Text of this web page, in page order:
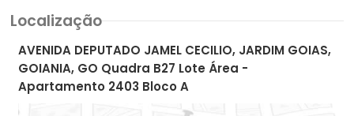
Localização
AVENIDA DEPUTADO JAMEL CECILIO, JARDIM GOIAS,
GOIANIA, GO Quadra B27 Lote Área -
Apartamento 2403 Bloco A